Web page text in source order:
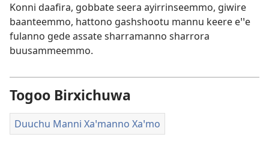
Konni daafira, gobbate seera ayirrinseemmo, giwire
baanteemmo, hattono gashshootu mannu keere eꞌꞌe
fulanno gede assate sharramanno sharrora
buusammeemmo.
Togoo Birxichuwa
Duuchu Manni Xaꞌmanno Xaꞌmo